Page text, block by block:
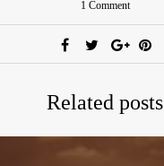
1 Comment
Related posts